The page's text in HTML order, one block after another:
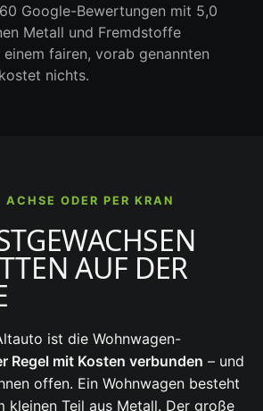
Google-Bewertungen mit 5,0
Metall und Fremdstoffe
fairen, vorab genannten
nichts.
ACHSE ODER PER KRAN
AUF DER
ist die Wohnwagen-
Regel mit Kosten verbunden – und
offen. Ein Wohnwagen besteht
kleinen Teil aus Metall. Der große